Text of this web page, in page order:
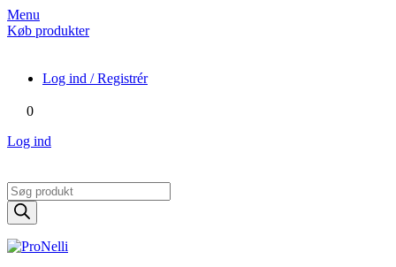
Menu
Køb produkter
Log ind / Registrér
0
Log ind
Products
search